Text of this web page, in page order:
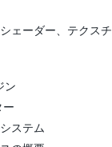
ェーダー、テクスチ
ン
ー
ステム